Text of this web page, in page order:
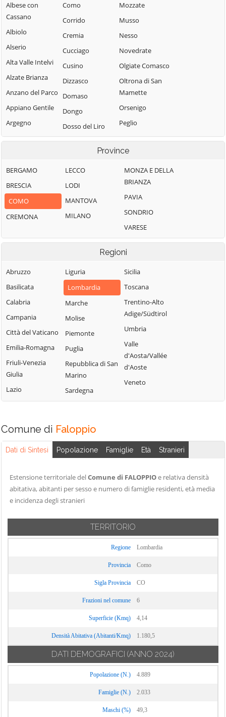
Albese con
Cassano
Albiolo
Alserio
Alta Valle Intelvi
Alzate Brianza
Anzano del Parco
Appiano Gentile
Argegno
Arosio
Barni
Bellagio
Bene Lario
Beregazzo con
Binago
Blessagno
Blevio
Bregnano
Brenna
Brienno
Brunate
Bulgarograsso
Cabiate
Cadorago
Canzo
Intimiano
Carate Urio
Carlazzo
Cavargna
Como
Corrido
Cremia
Cucciago
Cusino
Dizzasco
Domaso
Dongo
Dosso del Liro
Erba
Faggeto Lario
Faloppio
Fenegrò
Figino Serenza
Grandate
Grandola ed Uniti
Uniti
Griante
Guanzate
Inverigo
Lasnigo
Lezzeno
Limido Comasco
Livo
Locate Varesino
Lomazzo
Longone al
Lurate Caccivio
Magreglio
Mariano
Comense
Maslianico
Menaggio
Mozzate
Musso
Nesso
Novedrate
Olgiate Comasco
Oltrona di San
Mamette
Orsenigo
Peglio
Pianello del Lario
Pigra
Plesio
Pognana Lario
Ponna
Ponte Lambro
Porlezza
Proserpio
Rezzago
Rodero
Rovellasca
Rovello Porro
San Nazzaro Val
Schignano
Senna Comasco
Solbiate con
Cagno
Sormano
Stazzona
Tavernerio
Torno
Tremezzina
Uggiate con
Ronago
Val Rezzo
Valbrona
Valmorea
Valsolda
Veleso
Province
BERGAMO
BRESCIA
COMO
CREMONA
LECCO
LODI
MANTOVA
MILANO
MONZA E DELLA
BRIANZA
PAVIA
SONDRIO
VARESE
Regioni
Abruzzo
Basilicata
Calabria
Campania
Città del Vaticano
Emilia-Romagna
Friuli-Venezia
Giulia
Lazio
Liguria
Lombardia
Marche
Molise
Piemonte
Puglia
Repubblica di San
Marino
Sardegna
Sicilia
Toscana
Trentino-Alto
Adige/Südtirol
Umbria
Valle
d'Aosta/Vallée
d'Aoste
Veneto
Comune di Faloppio
Dati di Sintesi Popolazione Famiglie Età Stranieri
Estensione territoriale delComune di FALOPPIOe relativa densità
abitativa, abitanti per sesso e numero di famiglie residenti, età media
e incidenza degli stranieri
TERRITORIO
Regione Lombardia
Provincia Como
Sigla Provincia CO
Frazioni nel comune 6
Superficie (Kmq) 4,14
Densità Abitativa (Abitanti/Kmq) 1.180,5
DATI DEMOGRAFICI (ANNO 2024)
Popolazione (N.) 4.889
Famiglie (N.) 2.033
Maschi (%) 49,3